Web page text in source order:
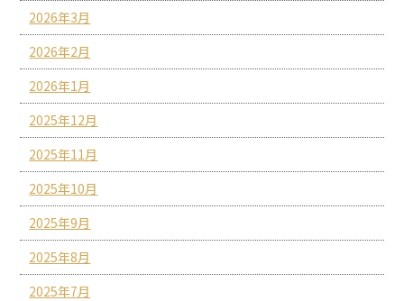
2026年3月
2026年2月
2026年1月
2025年12月
2025年11月
2025年10月
2025年9月
2025年8月
2025年7月